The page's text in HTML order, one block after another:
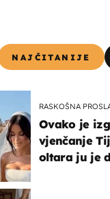
NAJČITANIJE
RASKOŠNA
Ovako je
vjenčanje
oltara ju je